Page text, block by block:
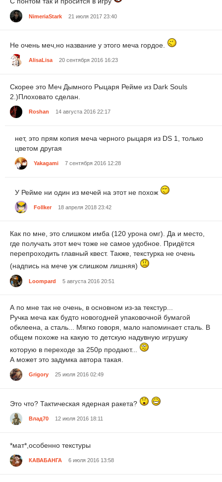
NimeriaStark 21 июля 2017 23:40
Не очень меч,но название у этого меча гордое.
AlisaLisa 20 сентября 2016 16:23
Скорее это Меч Дымного Рыцаря Рейме из Dark Souls
2.)Плоховато сделан.
Roshan 14 августа 2016 22:17
нет, это прям копия меча черного рыцаря из DS 1, только
цветом другая
Yakagami 7 сентября 2016 12:28
У Рейме ни один из мечей на этот не похож
Follker 18 апреля 2018 23:42
Как по мне, это слишком имба (120 урона омг). Да и место,
где получать этот меч тоже не самое удобное. Придётся
перепроходить главный квест. Также, текстурка не очень
(надпись на мече уж слишком лишняя)
Loompard 5 августа 2016 20:51
А по мне так не очень, в основном из-за текстур...
Ручка меча как будто новогодней упаковочной бумагой
обклеена, а сталь... Мягко говоря, мало напоминает сталь. В
общем похоже на какую то детскую надувную игрушку
которую в переходе за 250р продают...
А может это задумка автора такая.
Grigory 25 июля 2016 02:49
Это что? Тактическая ядерная ракета?
Влад70 12 июля 2016 18:11
*мат*,особенно текстуры
КАВАБАНГА 6 июля 2016 13:58